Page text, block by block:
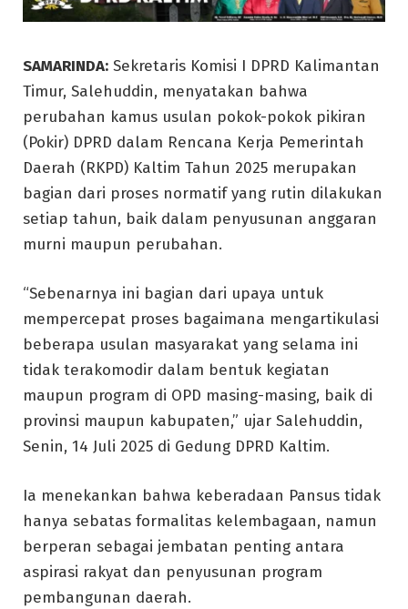
SAMARINDA: Sekretaris Komisi I DPRD Kalimantan
Timur, Salehuddin, menyatakan bahwa
perubahan kamus usulan pokok-pokok pikiran
(Pokir) DPRD dalam Rencana Kerja Pemerintah
Daerah (RKPD) Kaltim Tahun 2025 merupakan
bagian dari proses normatif yang rutin dilakukan
setiap tahun, baik dalam penyusunan anggaran
murni maupun perubahan.
“Sebenarnya ini bagian dari upaya untuk
mempercepat proses bagaimana mengartikulasi
beberapa usulan masyarakat yang selama ini
tidak terakomodir dalam bentuk kegiatan
maupun program di OPD masing-masing, baik di
provinsi maupun kabupaten,” ujar Salehuddin,
Senin, 14 Juli 2025 di Gedung DPRD Kaltim.
Ia menekankan bahwa keberadaan Pansus tidak
hanya sebatas formalitas kelembagaan, namun
berperan sebagai jembatan penting antara
aspirasi rakyat dan penyusunan program
pembangunan daerah.